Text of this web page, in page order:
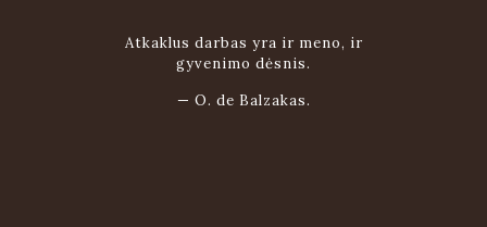
Atkaklus darbas yra ir meno, ir
gyvenimo dėsnis.
— O. de Balzakas.